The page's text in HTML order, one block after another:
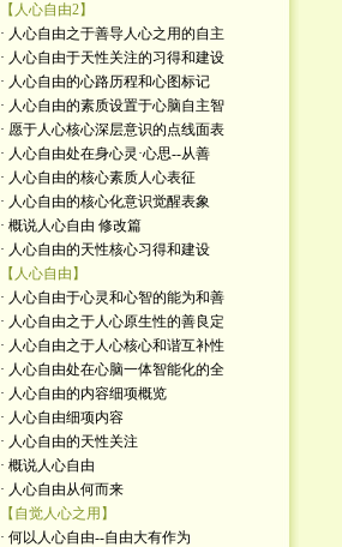
【人心自由2】
· 人心自由之于善导人心之用的自主
· 人心自由于天性关注的习得和建设
· 人心自由的心路历程和心图标记
· 人心自由的素质设置于心脑自主智
· 愿于人心核心深层意识的点线面表
· 人心自由处在身心灵·心思--从善
· 人心自由的核心素质人心表征
· 人心自由的核心化意识觉醒表象
· 概说人心自由 修改篇
· 人心自由的天性核心习得和建设
【人心自由】
· 人心自由于心灵和心智的能为和善
· 人心自由之于人心原生性的善良定
· 人心自由之于人心核心和谐互补性
· 人心自由处在心脑一体智能化的全
· 人心自由的内容细项概览
· 人心自由细项内容
· 人心自由的天性关注
· 概说人心自由
· 人心自由从何而来
【自觉人心之用】
· 何以人心自由--自由大有作为